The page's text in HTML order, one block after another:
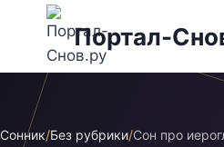
Перейти
содержимому
Портал-
Сонник/Без рубрики/Сон про